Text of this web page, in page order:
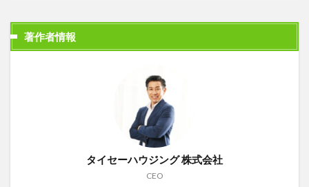
著作者情報
タイセーハウジング 株式会社
CEO